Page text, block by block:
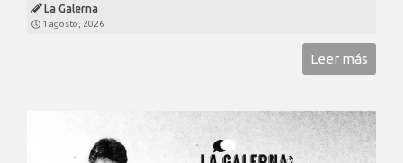
La Galerna
1 agosto, 2026
Leer más